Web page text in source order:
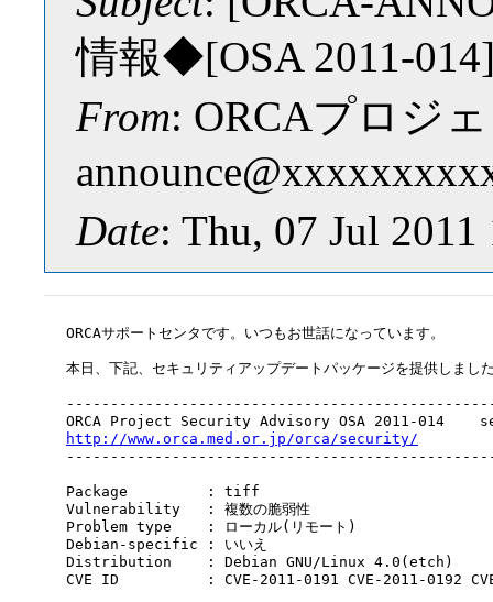
情報◆[OSA 2011-
From: ORCAプロジ
Date: Thu, 07 Jul
ORCAサポートセンタです。いつもお世話になっています。
本日、下記、セキュリティアップデートパッケージを提供しまし
http://www.orca.med.or.jp/orca/security/
Package         : tiff
Vulnerability   : 複数の脆弱性
Problem type    : ローカル(リモート)
Debian-specific : いいえ
Distribution    : Debian GNU/Linux 4.0(etch)
CVE ID          : CVE-2011-0191 CVE-2011-0192